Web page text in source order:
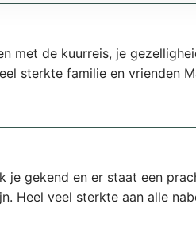
met de kuurreis, je
sterkte familie en vrienden
je gekend en er staat een
Heel veel sterkte aan alle